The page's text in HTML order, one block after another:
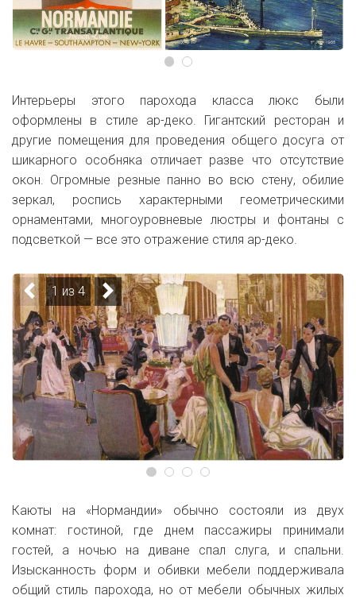
Интерьеры этого парохода класса люкс были
оформлены в стиле ар-деко. Гигантский ресторан и
другие помещения для проведения общего досуга от
шикарного особняка отличает разве что отсутствие
окон. Огромные резные панно во всю стену, обилие
зеркал, роспись характерными геометрическими
орнаментами, многоуровневые люстры и фонтаны с
подсветкой — все это отражение стиля ар-деко.
1 из 4
Каюты на «Нормандии» обычно состояли из двух
комнат: гостиной, где днем пассажиры принимали
гостей, а ночью на диване спал слуга, и спальни.
Изысканность форм и обивки мебели поддерживала
общий стиль парохода, но от мебели обычных жилых